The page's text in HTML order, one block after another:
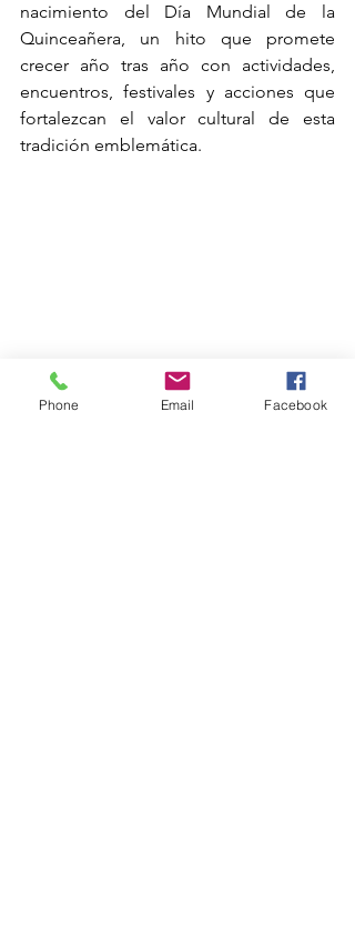
nacimiento del Día Mundial de la
Quinceañera, un hito que promete
crecer año tras año con actividades,
encuentros, festivales y acciones que
fortalezcan el valor cultural de esta
tradición emblemática.
Phone Email Facebook